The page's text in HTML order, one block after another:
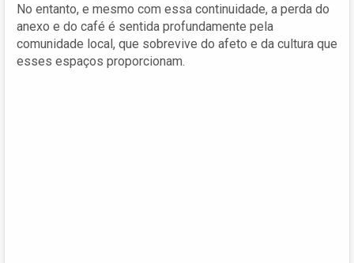
No entanto, e mesmo com essa continuidade, a perda do
anexo e do café é sentida profundamente pela
comunidade local, que sobrevive do afeto e da cultura que
esses espaços proporcionam.